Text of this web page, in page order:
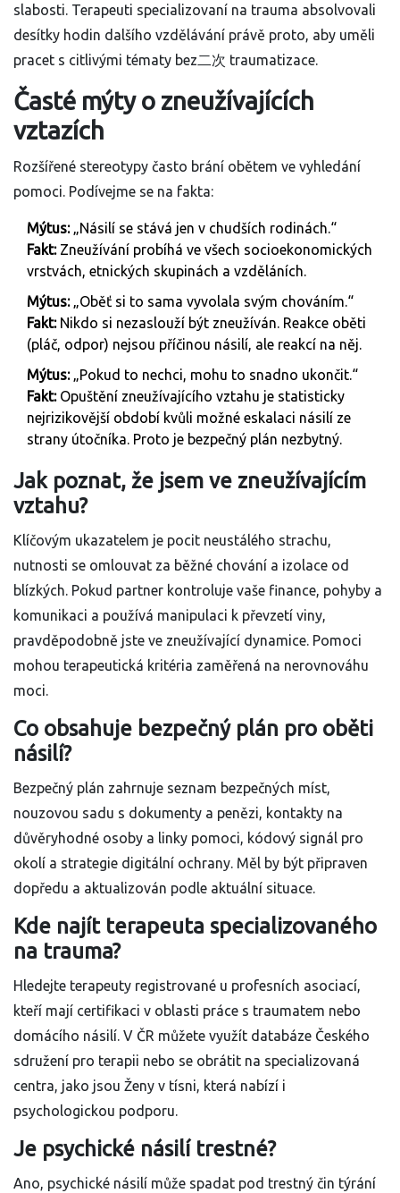
slabosti. Terapeuti specializovaní na trauma absolvovali
desítky hodin dalšího vzdělávání právě proto, aby uměli
pracet s citlivými tématy bez二次 traumatizace.
Časté mýty o zneužívajících
vztazích
Rozšířené stereotypy často brání obětem ve vyhledání
pomoci. Podívejme se na fakta:
Mýtus:„Násilí se stává jen v chudších rodinách.“
Fakt:Zneužívání probíhá ve všech socioekonomických
vrstvách, etnických skupinách a vzděláních.
Mýtus:„Oběť si to sama vyvolala svým chováním.“
Fakt:Nikdo si nezaslouží být zneužíván. Reakce oběti
(pláč, odpor) nejsou příčinou násilí, ale reakcí na něj.
Mýtus:„Pokud to nechci, mohu to snadno ukončit.“
Fakt:Opuštění zneužívajícího vztahu je statisticky
nejrizikovější období kvůli možné eskalaci násilí ze
strany útočníka. Proto je bezpečný plán nezbytný.
Jak poznat, že jsem ve zneužívajícím
vztahu?
Klíčovým ukazatelem je pocit neustálého strachu,
nutnosti se omlouvat za běžné chování a izolace od
blízkých. Pokud partner kontroluje vaše finance, pohyby a
komunikaci a používá manipulaci k převzetí viny,
pravděpodobně jste ve zneužívající dynamice. Pomoci
mohou terapeutická kritéria zaměřená na nerovnováhu
moci.
Co obsahuje bezpečný plán pro oběti
násilí?
Bezpečný plán zahrnuje seznam bezpečných míst,
nouzovou sadu s dokumenty a penězi, kontakty na
důvěryhodné osoby a linky pomoci, kódový signál pro
okolí a strategie digitální ochrany. Měl by být připraven
dopředu a aktualizován podle aktuální situace.
Kde najít terapeuta specializovaného
na trauma?
Hledejte terapeuty registrované u profesních asociací,
kteří mají certifikaci v oblasti práce s traumatem nebo
domácího násilí. V ČR můžete využít databáze Českého
sdružení pro terapii nebo se obrátit na specializovaná
centra, jako jsou Ženy v tísni, která nabízí i
psychologickou podporu.
Je psychické násilí trestné?
Ano, psychické násilí může spadat pod trestný čin týrání